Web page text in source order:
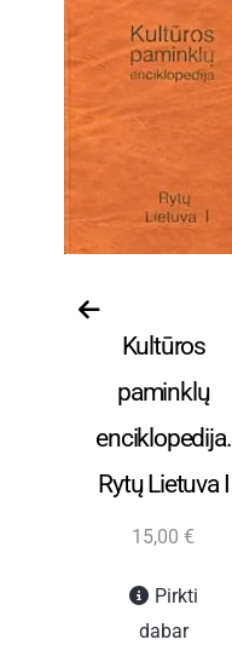
Kultūros
paminklų
enciklopedija.
Rytų Lietuva I
15,00€
Pirkti
dabar